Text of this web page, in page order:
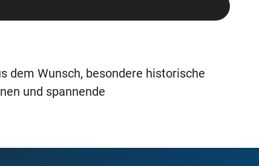
dem Wunsch, besondere historische
und spannende